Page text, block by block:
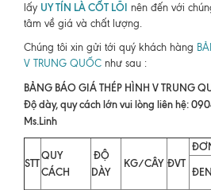
lấy UY TÍN LÀ CỐT LÕI nên đến với
tâm về giá và chất lượng.
Chúng tôi xin gửi tới quý khách hàng
V TRUNG QUỐC như sau :
BẢNG BÁO GIÁ THÉP HÌNH V TRUNG
Độ dày, quy cách lớn vui lòng liên hệ:
Ms.Linh
STT
QUY
CÁCH
ĐỘ
DÀY
KG/CÂY ĐVT
ĐEN